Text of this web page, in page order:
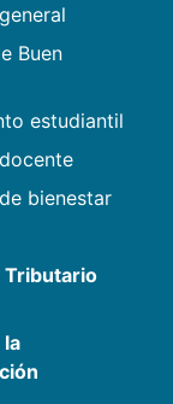
Buen
estudiantil
bienestar
Tributario
la